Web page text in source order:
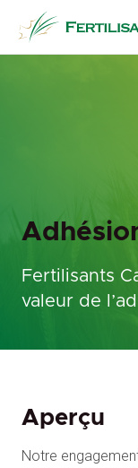
contenu
Fertilisants
valeur de
Aperçu
Notre